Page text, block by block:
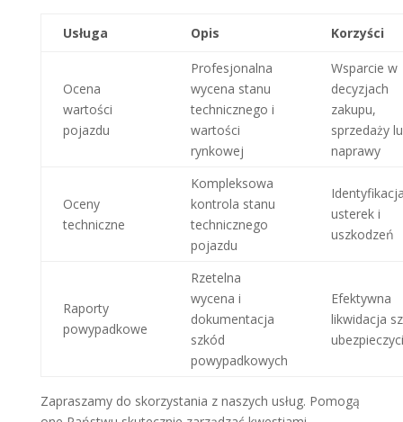
Usługa Opis Korzyści
Ocena
wartości
pojazdu
Profesjonalna
wycena stanu
technicznego i
wartości
rynkowej
Wsparcie w
decyzjach
zakupu,
sprzedaży
naprawy
Oceny
techniczne
Kompleksowa
kontrola stanu
technicznego
pojazdu
usterek i
uszkodzeń
Raporty
powypadkowe
Rzetelna
wycena i
dokumentacja
szkód
powypadkowych
Efektywna
likwidacja
Zapraszamy do skorzystania z naszych usług. Pomogą